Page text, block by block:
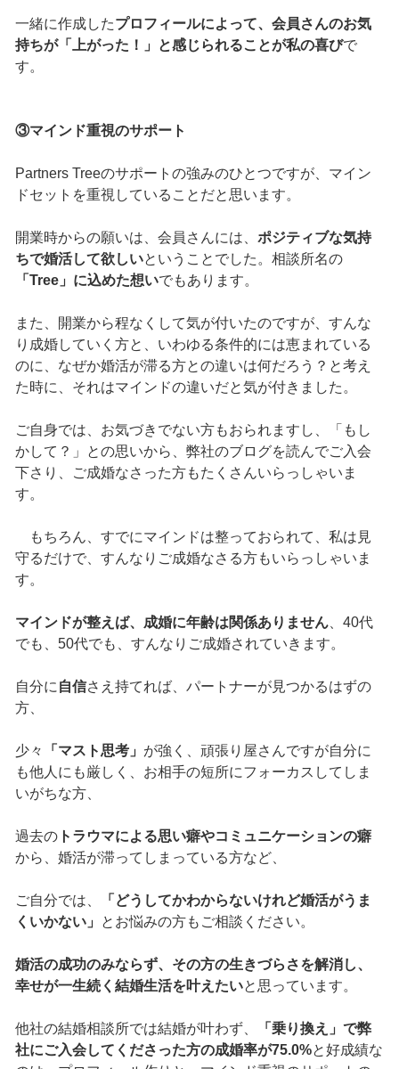
一緒に作成したプロフィールによって、会員さんのお気
持ちが「上がった！」と感じられることが私の喜びで
す。
③マインド重視のサポート
Partners Treeのサポートの強みのひとつですが、マイン
ドセットを重視していることだと思います。
開業時からの願いは、会員さんには、 ポジティブな気持
ちで婚活して欲しいということでした。相談所名の
「Tree」に込めた想いでもあります。
また、開業から程なくして気が付いたのですが、すんな
り成婚していく方と、いわゆる条件的には恵まれている
のに、なぜか婚活が滞る方との違いは何だろう？と考え
た時に、それはマインドの違いだと気が付きました。
ご自身では、お気づきでない方もおられますし、「もし
かして？」との思いから、弊社のブログを読んでご入会
下さり、ご成婚なさった方もたくさんいらっしゃいま
す。
もちろん、すでにマインドは整っておられて、私は見
守るだけで、すんなりご成婚なさる方もいらっしゃいま
す。
マインドが整えば、成婚に年齢は関係ありません、40代
でも、50代でも、すんなりご成婚されていきます。
自分に 自信さえ持てれば、パートナーが見つかるはずの
方、
少々 「マスト思考」 が強く、頑張り屋さんですが自分に
も他人にも厳しく、お相手の短所にフォーカスしてしま
いがちな方、
過去のトラウマによる思い癖やコミュニケーションの癖
から、婚活が滞ってしまっている方など、
ご自分では、
「どうしてかわからないけれど婚活がうま
くいかない」
とお悩みの方もご相談ください。
婚活の成功のみならず、その方の生きづらさを解消し、
幸せが一生続く結婚生活を叶えたいと思っています。
他社の結婚相談所では結婚が叶わず、
「乗り換え」で弊
社にご入会してくださった方の成婚率が75.0%と好成績な